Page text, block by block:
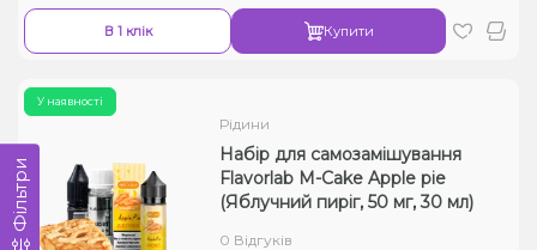
В 1 клік Купити
У наявності
Рідини
Набір для самозамішування
Flavorlab M-Cake Apple pie
(Яблучний пиріг, 50 мг, 30 мл)
0 Відгуків
Фільтри